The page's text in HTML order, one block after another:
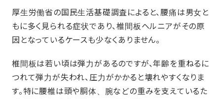
厚生労働省の国民生活基礎調査によると、腰痛は男女と
もに多く見られる症状であり、椎間板ヘルニアがその原
因となっているケースも少なくありません。
椎間板は若い頃は弾力があるのですが、年齢を重ねるに
つれて弾力が失われ、圧力がかかると壊れやすくなりま
す。特に腰椎は頭や胴体、腕などの重みを支えているた